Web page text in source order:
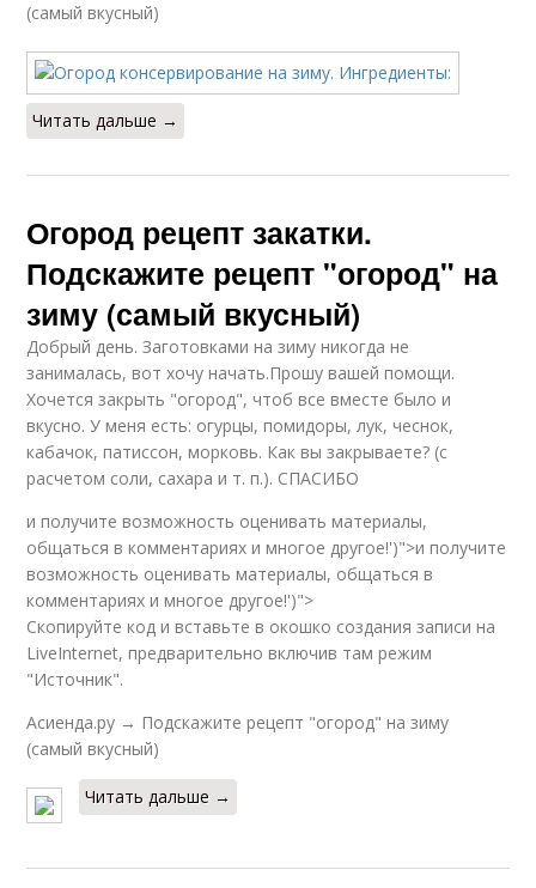
(самый вкусный)
Читать дальше →
Огород рецепт закатки.
Подскажите рецепт "огород" на
зиму (самый вкусный)
Добрый день. Заготовками на зиму никогда не
занималась, вот хочу начать.Прошу вашей помощи.
Хочется закрыть "огород", чтоб все вместе было и
вкусно. У меня есть: огурцы, помидоры, лук, чеснок,
кабачок, патиссон, морковь. Как вы закрываете? (с
расчетом соли, сахара и т. п.). СПАСИБО
и получите возможность оценивать материалы,
общаться в комментариях и многое другое!')">и получите
возможность оценивать материалы, общаться в
комментариях и многое другое!')">
Скопируйте код и вставьте в окошко создания записи на
LiveInternet, предварительно включив там режим
"Источник".
Асиенда.ру → Подскажите рецепт "огород" на зиму
(самый вкусный)
Читать дальше →